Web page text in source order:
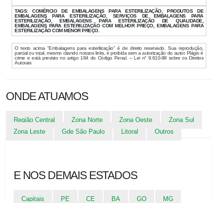
TAGS:COMÉRCIO DE EMBALAGENS PARA ESTERILIZAÇÃO, PRODUTOS DE
EMBALAGENS PARA ESTERILIZAÇÃO, SERVIÇOS DE EMBALAGENS PARA
ESTERILIZAÇÃO, EMBALAGENS PARA ESTERILIZAÇÃO DE QUALIDADE,
EMBALAGENS PARA ESTERILIZAÇÃO COM MELHOR PREÇO, EMBALAGENS PARA
ESTERILIZAÇÃO COM MENOR PREÇO.
O texto acima "Embalagens para esterilização" é de direito reservado. Sua reprodução,
parcial ou total, mesmo citando nossos links, é proibida sem a autorização do autor. Plágio é
crime e está previsto no artigo 184 do Código Penal. – Lei n° 9.610-98 sobre os Direitos
Autorais
ONDE ATUAMOS
Região Central Zona Norte Zona Oeste
Zona Sul
Zona Leste
Gde São Paulo Litoral Outros
E NOS DEMAIS ESTADOS
Capitais PE CE BA GO
MG